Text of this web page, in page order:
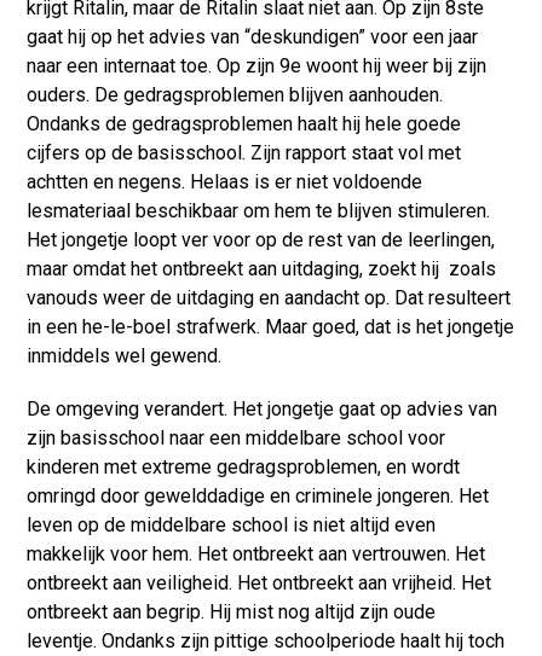
krijgt Ritalin, maar de Ritalin slaat niet aan. Op zijn 8ste
gaat hij op het advies van “deskundigen” voor een jaar
naar een internaat toe. Op zijn 9e woont hij weer bij zijn
ouders. De gedragsproblemen blijven aanhouden.
Ondanks de gedragsproblemen haalt hij hele goede
cijfers op de basisschool. Zijn rapport staat vol met
achtten en negens. Helaas is er niet voldoende
lesmateriaal beschikbaar om hem te blijven stimuleren.
Het jongetje loopt ver voor op de rest van de leerlingen,
maar omdat het ontbreekt aan uitdaging, zoekt hij zoals
vanouds weer de uitdaging en aandacht op. Dat resulteert
in een he-le-boel strafwerk. Maar goed, dat is het jongetje
inmiddels wel gewend.
De omgeving verandert. Het jongetje gaat op advies van
zijn basisschool naar een middelbare school voor
kinderen met extreme gedragsproblemen, en wordt
omringd door gewelddadige en criminele jongeren. Het
leven op de middelbare school is niet altijd even
makkelijk voor hem. Het ontbreekt aan vertrouwen. Het
ontbreekt aan veiligheid. Het ontbreekt aan vrijheid. Het
ontbreekt aan begrip. Hij mist nog altijd zijn oude
leventje. Ondanks zijn pittige schoolperiode haalt hij toch